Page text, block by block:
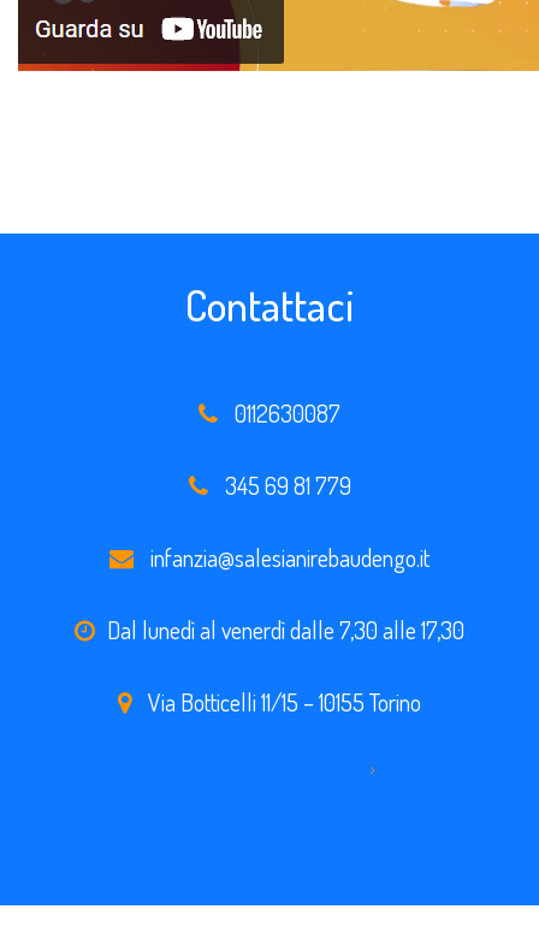
Contattaci
0112630087
345 69 81 779
infanzia@salesianirebaudengo.it
Dal lunedì al venerdì dalle 7,30 alle 17,30
Via Botticelli 11/15 – 10155 Torino